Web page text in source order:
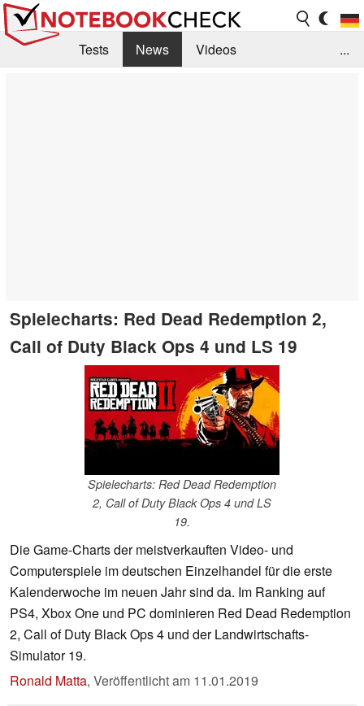
Tests News
Videos
...
Spielecharts: Red Dead Redemption 2,
Call of Duty Black Ops 4 und LS 19
Spielecharts: Red Dead Redemption
2, Call of Duty Black Ops 4 und LS
19.
Die Game-Charts der meistverkauften Video- und
Computerspiele im deutschen Einzelhandel für die erste
Kalenderwoche im neuen Jahr sind da. Im Ranking auf
PS4, Xbox One und PC dominieren Red Dead Redemption
2, Call of Duty Black Ops 4 und der Landwirtschafts-
Simulator 19.
Ronald Matta, Veröffentlicht am 11.01.2019